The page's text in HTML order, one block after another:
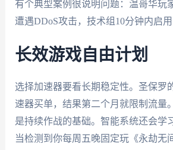
有个典型案例很说明问题：温哥华玩
遭遇DDoS攻击，技术组10分钟内启用
长效游戏自由计划
选择加速器要看长期稳定性。圣保罗
速器买单，结果第二个月就限制流量
是持续作战的基础。智能系统还会学
当检测到你每周五晚固定玩《永劫无